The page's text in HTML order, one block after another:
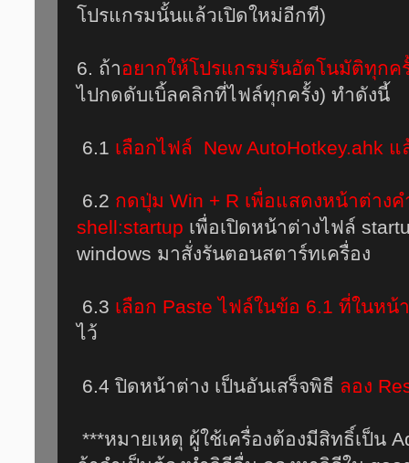
โปรแกรมนั้นแล้วเปิดใหม่อีกที)
6. ถ้าอยากให้โปรแกรมรันอัตโนมัติทุกครั้
ไปกดดับเบิ้ลคลิกที่ไฟล์ทุกครั้ง) ทำดังนี้
6.1 เลือกไฟล์ New AutoHotkey.ahk
6.2 กดปุ่ม Win + R เพื่อแสดงหน้าต่าง
shell:startup เพื่อเปิดหน้าต่างไฟล์
windows มาสั่งรันตอนสตาร์ทเครื่อง
6.3 เลือก Paste ไฟล์ในข้อ 6.1 ที่ในหน้
ไว้
6.4 ปิดหน้าต่าง เป็นอันเสร็จพิธี ลอง
***หมายเหตุ ผู้ใช้เครื่องต้องมีสิทธิ์เป็น